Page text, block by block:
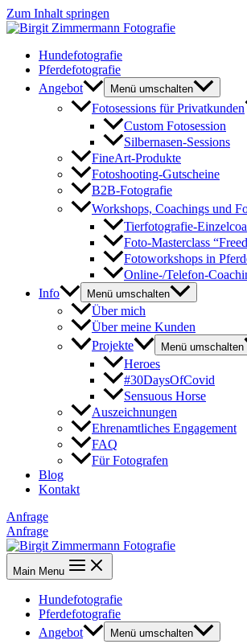
Zum Inhalt springen
Hundefotografie
Pferdefotografie
Angebot
Menü umschalten
Fotosessions für Privatkunden
Custom Fotosession
Silbernasen-Sessions
FineArt-Produkte
Fotoshooting-Gutscheine
B2B-Fotografie
Workshops, Coachings und
Tierfotografie-
Foto-Masterclass
Fotoworkshops in
Online-/Telefon-
Info
Menü umschalten
Über mich
Über meine Kunden
Projekte
Menü umschalten
Heroes
#30DaysOfCovid
Sensuous Horse
Auszeichnungen
Ehrenamtliches Engagement
FAQ
Für Fotografen
Blog
Kontakt
Anfrage
Anfrage
Main Menu
Hundefotografie
Pferdefotografie
Angebot
Menü umschalten